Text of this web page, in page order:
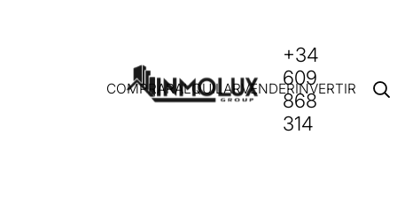
COMPRARALQUILARVENDERINVERTIR
+34
609
868
314